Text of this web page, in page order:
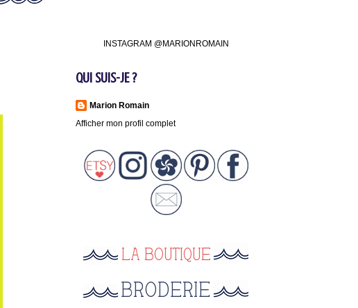
INSTAGRAM @MARIONROMAIN
QUI SUIS-JE ?
Marion Romain
Afficher mon profil complet